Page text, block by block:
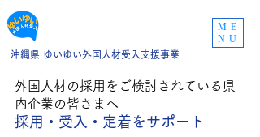
ME
NU
沖縄県 ゆいゆい外国人材受入支援事業
外国人材の採用をご検討されている県
内企業の皆さまへ
採用・受入・定着をサポート